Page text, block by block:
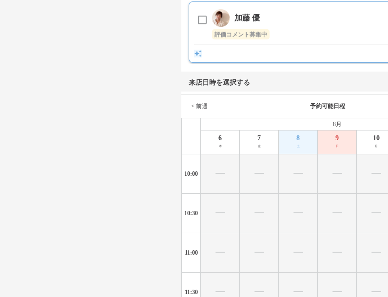
加藤 優
評価コメント募集中
来店日時を選択する
< 前週 予約可能日程
8月
6
木
7
金
8
土
9
日
10
月
10:00
10:30
11:00
11:30